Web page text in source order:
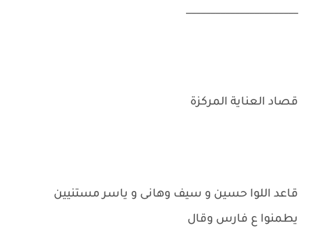
_______________________
قصاد العناية المركزة
قاعد اللوا حسين و سيف وهانى و ياسر مستنيين
يطمنوا ع فارس وقال